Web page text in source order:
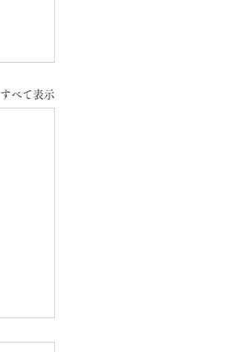
すべて表示